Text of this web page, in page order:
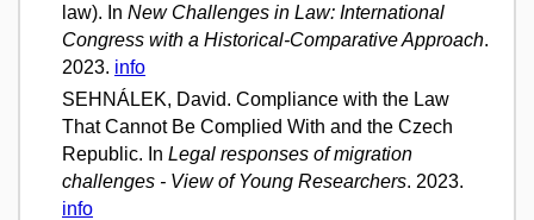
law). In New Challenges in Law: International
Congress with a Historical-Comparative Approach.
2023. info
SEHNÁLEK, David. Compliance with the Law
That Cannot Be Complied With and the Czech
Republic. In Legal responses of migration
challenges - View of Young Researchers. 2023.
info